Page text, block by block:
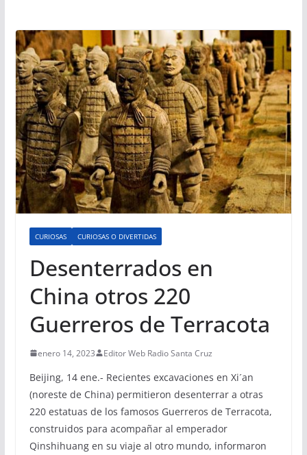
CURIOSAS CURIOSAS O DIVERTIDAS
Desenterrados en
China otros 220
Guerreros de Terracota
enero 14, 2023 Editor Web Radio Santa Cruz
Beijing, 14 ene.- Recientes excavaciones en Xi´an
(noreste de China) permitieron desenterrar a otras
220 estatuas de los famosos Guerreros de Terracota,
construidos para acompañar al emperador
Qinshihuang en su viaje al otro mundo, informaron